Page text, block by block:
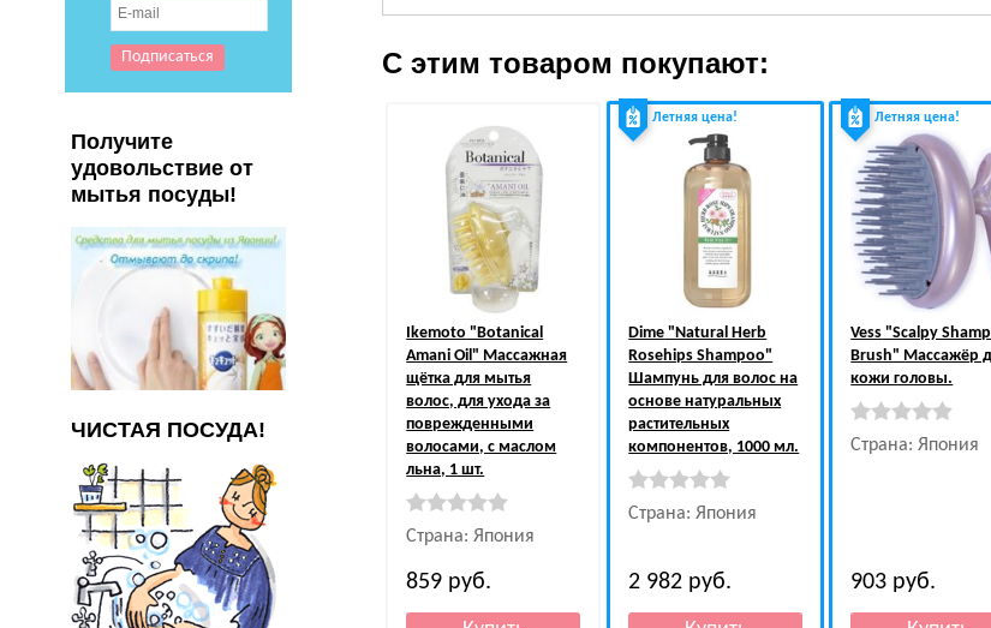
Получите
удовольствие от
мытья посуды!
ЧИСТАЯ ПОСУДА!
С этим товаром покупают:
Ikemoto "Botanical
Amani Oil" Массажная
щётка для мытья
волос, для ухода за
поврежденными
волосами, с маслом
льна, 1 шт.
Страна: Япония
859 руб.
Летняя цена!
Dime "Natural Herb
Rosehips Shampoo"
Шампунь для волос на
основе натуральных
растительных
компонентов, 1000 мл.
Страна: Япония
2 982 руб.
Летняя цена!
Vess "Scalpy
Brush" Массажёр
кожи головы.
Страна: Япония
903 руб.